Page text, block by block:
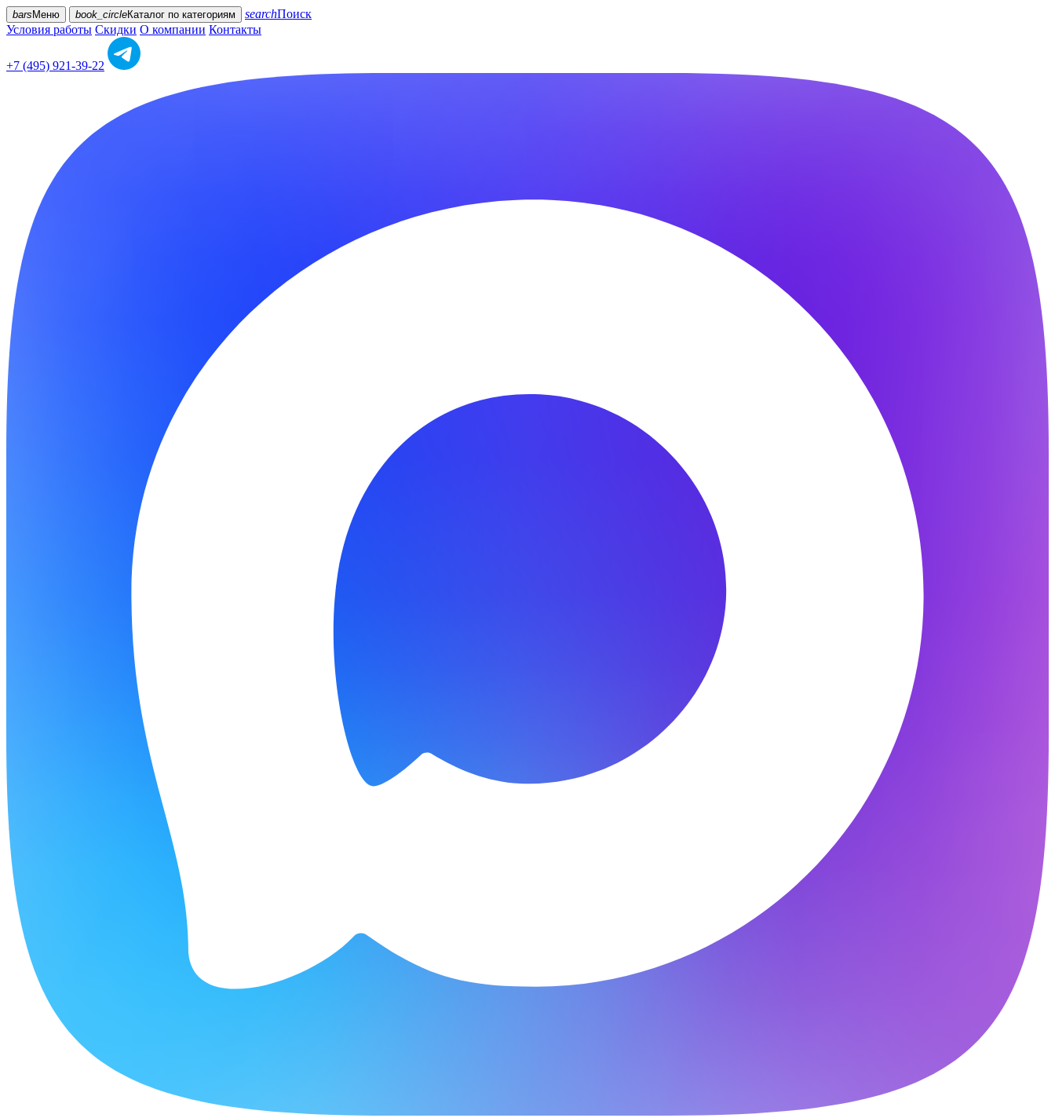
bars Меню book_circleКаталог по категориям searchПоиск
Условия работы Скидки О компании Контакты
+7 (495) 921-39-22